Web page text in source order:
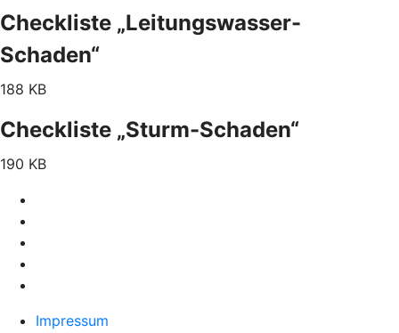
Checkliste „Leitungswasser-
Schaden“
188 KB
Checkliste „Sturm-Schaden“
190 KB
Impressum